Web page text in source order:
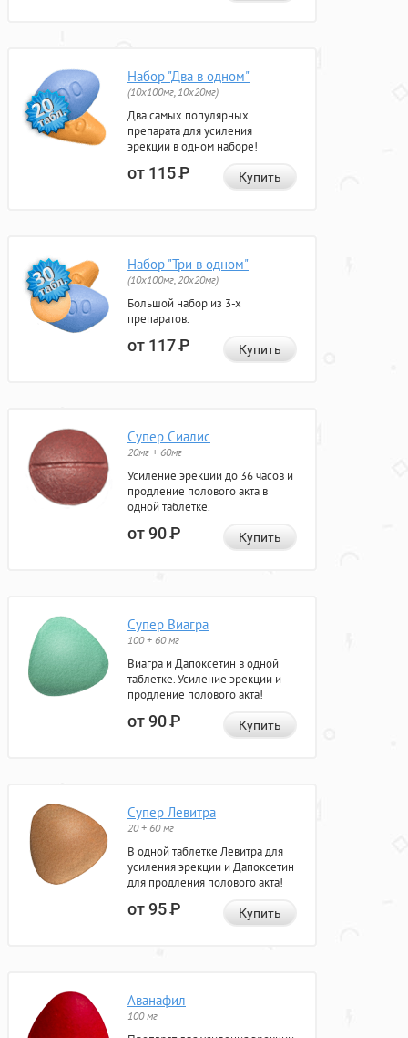
Набор "Два в одном"
(10x100мг, 10x20мг)
Два самых популярных
препарата для усиления
эрекции в одном наборе!
от 115Р Купить
Набор "Три в одном"
(10x100мг, 20x20мг)
Большой набор из 3-х
препаратов.
от 117Р Купить
Супер Сиалис
20мг + 60мг
Усиление эрекции до 36 часов и
продление полового акта в
одной таблетке.
от 90Р Купить
Супер Виагра
100 + 60 мг
Виагра и Дапоксетин в одной
таблетке. Усиление эрекции и
продление полового акта!
от 90Р Купить
Супер Левитра
20 + 60 мг
В одной таблетке Левитра для
усиления эрекции и Дапоксетин
для продления полового акта!
от 95Р Купить
Аванафил
100 мг